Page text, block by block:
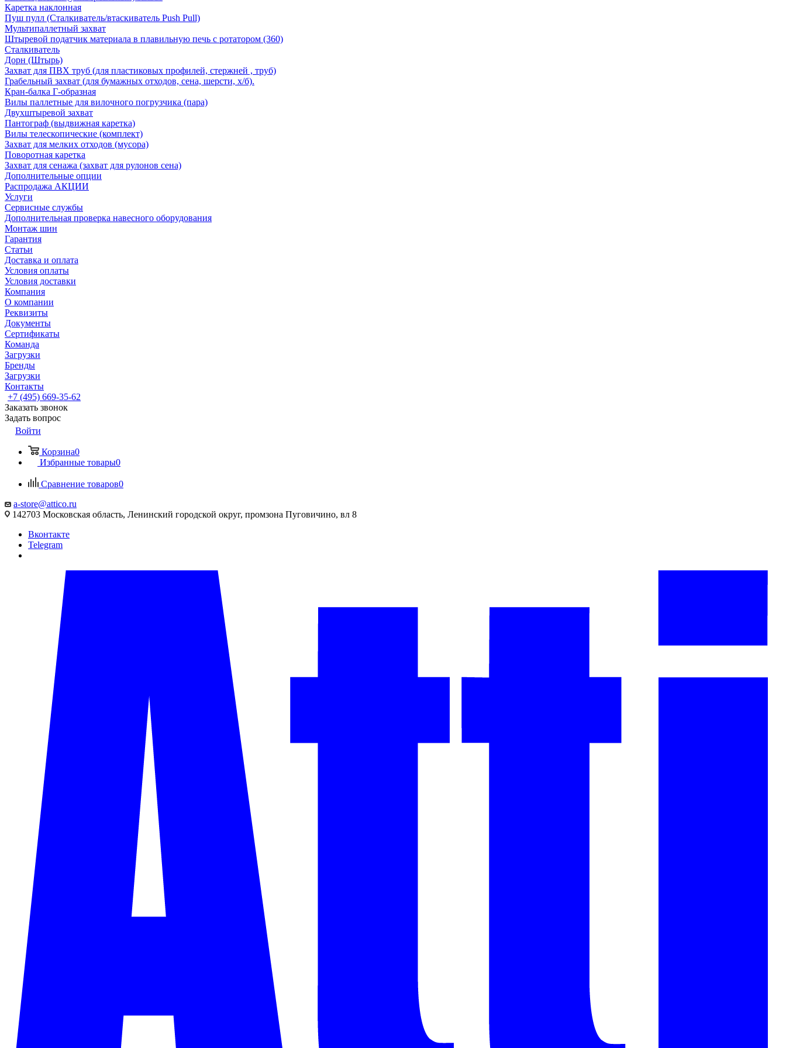
Каретка наклонная
Пуш пулл (Сталкиватель/втаскиватель Push Pull)
Мультипаллетный захват
Штыревой податчик материала в плавильную печь с ротатором (360)
Сталкиватель
Дорн (Штырь)
Захват для ПВХ труб (для пластиковых профилей, стержней , труб)
Грабельный захват (для бумажных отходов, сена, шерсти, х/б).
Кран-балка Г-образная
Вилы паллетные для вилочного погрузчика (пара)
Двухштыревой захват
Пантограф (выдвижная каретка)
Вилы телескопические (комплект)
Захват для мелких отходов (мусора)
Поворотная каретка
Захват для сенажа (захват для рулонов сена)
Дополнительные опции
Распродажа АКЦИИ
Услуги
Сервисные службы
Дополнительная проверка навесного оборудования
Монтаж шин
Гарантия
Статьи
Доставка и оплата
Условия оплаты
Условия доставки
Компания
О компании
Реквизиты
Документы
Сертификаты
Команда
Загрузки
Бренды
Загрузки
Контакты
+7 (495) 669-35-62
Заказать звонок
Задать вопрос
Войти
Корзина0
Избранные товары0
Сравнение товаров0
a-store@attico.ru
142703 Московская область, Ленинский городской округ, промзона Пуговичино, вл 8
Вконтакте
Telegram